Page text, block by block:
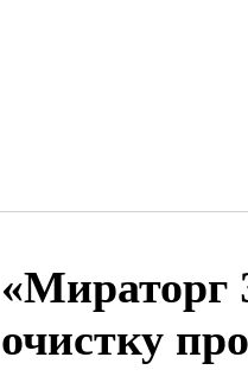
«Мираторг
очистку